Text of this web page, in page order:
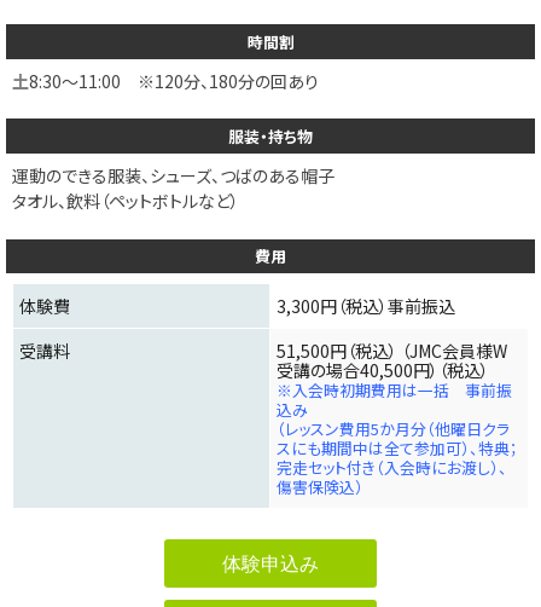
時間割
土8:30～11:00 ※120分、180分の回あり
服装・持ち物
運動のできる服装、シューズ、つばのある帽子
タオル、飲料（ペットボトルなど）
費用
体験費
3,300円（税込）事前振込
受講料
51,500円（税込） （JMC会員様W
受講の場合40,500円）（税込）
※入会時初期費用は一括 事前振
込み
（レッスン費用5か月分（他曜日クラ
スにも期間中は全て参加可）、特典；
完走セット付き（入会時にお渡し）、
傷害保険込）
体験申込み